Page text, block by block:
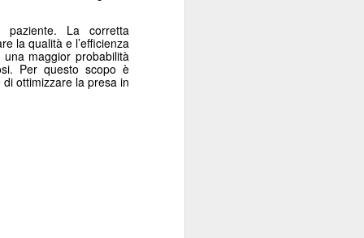
paziente. La corretta
la qualità e l’efficienza
maggior probabilità
Per questo scopo è
ottimizzare la presa in